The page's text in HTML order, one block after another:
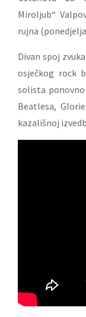
Miroljub“
rujna
Divan spoj
osječkog rock
solista
Beatlesa,
kazališnoj